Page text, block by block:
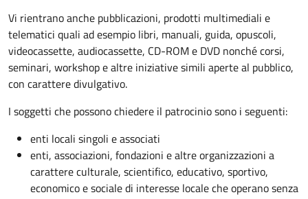
Vi rientrano anche pubblicazioni, prodotti multimediali e
telematici quali ad esempio libri, manuali, guida, opuscoli,
videocassette, audiocassette, CD-ROM e DVD nonché corsi,
seminari, workshop e altre iniziative simili aperte al pubblico,
con carattere divulgativo.
I soggetti che possono chiedere il patrocinio sono i seguenti:
enti locali singoli e associati
enti, associazioni, fondazioni e altre organizzazioni a
carattere culturale, scientifico, educativo, sportivo,
economico e sociale di interesse locale che operano senza